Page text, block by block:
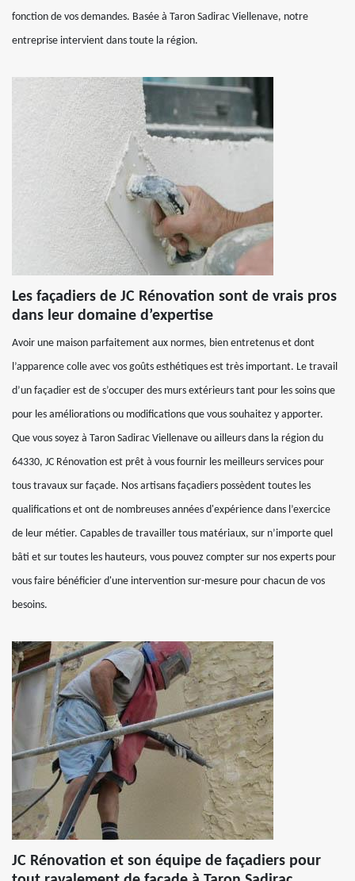
fonction de vos demandes. Basée à Taron Sadirac Viellenave, notre
entreprise intervient dans toute la région.
Les façadiers de JC Rénovation sont de vrais pros
dans leur domaine d’expertise
Avoir une maison parfaitement aux normes, bien entretenus et dont
l’apparence colle avec vos goûts esthétiques est très important. Le travail
d’un façadier est de s’occuper des murs extérieurs tant pour les soins que
pour les améliorations ou modifications que vous souhaitez y apporter.
Que vous soyez à Taron Sadirac Viellenave ou ailleurs dans la région du
64330, JC Rénovation est prêt à vous fournir les meilleurs services pour
tous travaux sur façade. Nos artisans façadiers possèdent toutes les
qualifications et ont de nombreuses années d'expérience dans l’exercice
de leur métier. Capables de travailler tous matériaux, sur n’importe quel
bâti et sur toutes les hauteurs, vous pouvez compter sur nos experts pour
vous faire bénéficier d'une intervention sur-mesure pour chacun de vos
besoins.
JC Rénovation et son équipe de façadiers pour